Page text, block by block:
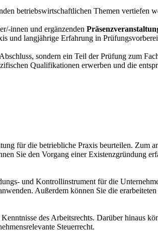
betriebswirtschaftlichen Themen vertiefen
innen und ergänzenden
und langjährige Erfahrung in
sondern ein Teil der Prüfung zum
Qualifikationen erwerben und die
für die betriebliche Praxis beurteilen. Zum
Sie den Vorgang einer Existenzgründung
und Kontrollinstrument für die
Außerdem können Sie die
des Arbeitsrechts. Darüber hinaus
Steuerrecht.